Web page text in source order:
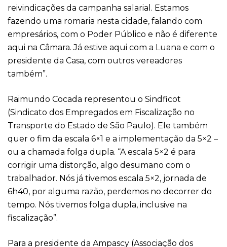
reivindicações da campanha salarial. Estamos
fazendo uma romaria nesta cidade, falando com
empresários, com o Poder Público e não é diferente
aqui na Câmara. Já estive aqui com a Luana e com o
presidente da Casa, com outros vereadores
também”.
Raimundo Cocada representou o Sindficot
(Sindicato dos Empregados em Fiscalização no
Transporte do Estado de São Paulo). Ele também
quer o fim da escala 6×1 e a implementação da 5×2 –
ou a chamada folga dupla. “A escala 5×2 é para
corrigir uma distorção, algo desumano com o
trabalhador. Nós já tivemos escala 5×2, jornada de
6h40, por alguma razão, perdemos no decorrer do
tempo. Nós tivemos folga dupla, inclusive na
fiscalização”.
Para a presidente da Ampascy (Associação dos